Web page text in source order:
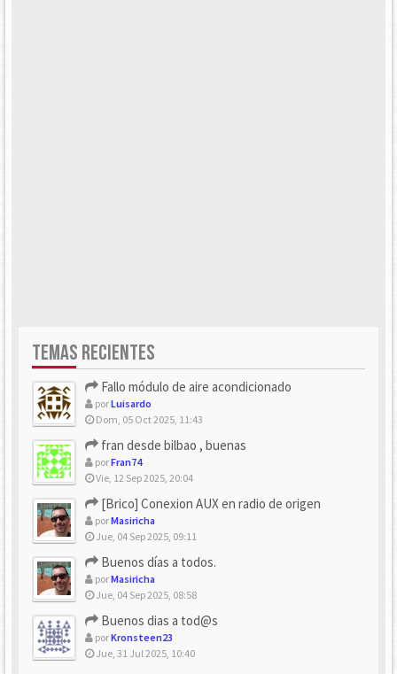
TEMAS RECIENTES
Fallo módulo de aire acondicionado
porLuisardo
Dom, 05 Oct 2025, 11:43
fran desde bilbao , buenas
porFran74
Vie, 12 Sep 2025, 20:04
[Brico] Conexion AUX en radio de origen
porMasiricha
Jue, 04 Sep 2025, 09:11
Buenos días a todos.
porMasiricha
Jue, 04 Sep 2025, 08:58
Buenos dias a tod@s
porKronsteen23
Jue, 31 Jul 2025, 10:40